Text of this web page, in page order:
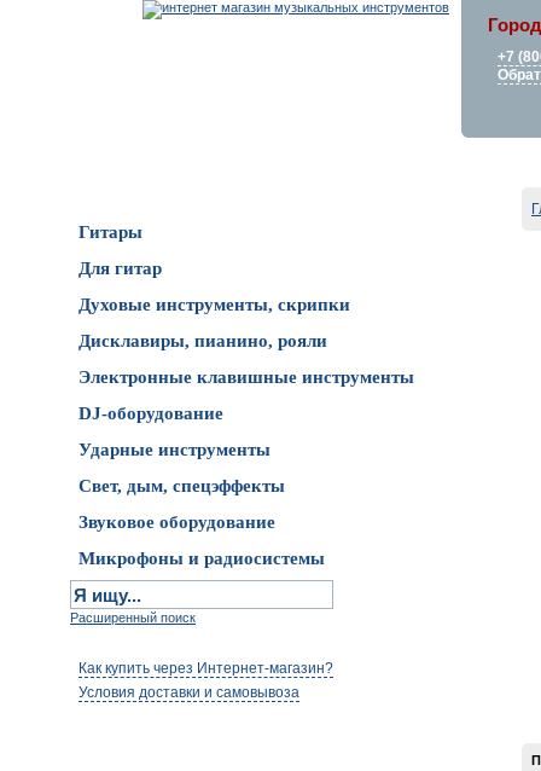
+7
Гитары
Для гитар
Духовые инструменты, скрипки
Дисклавиры, пианино, рояли
Электронные клавишные инструменты
DJ-оборудование
Ударные инструменты
Свет, дым, спецэффекты
Звуковое оборудование
Микрофоны и радиосистемы
Расширенный поиск
Как купить через Интернет-магазин?
Условия доставки и самовывоза